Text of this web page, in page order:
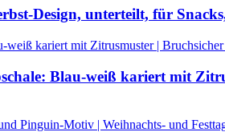
Design, unterteilt, für
Blau-weiß kariert mit